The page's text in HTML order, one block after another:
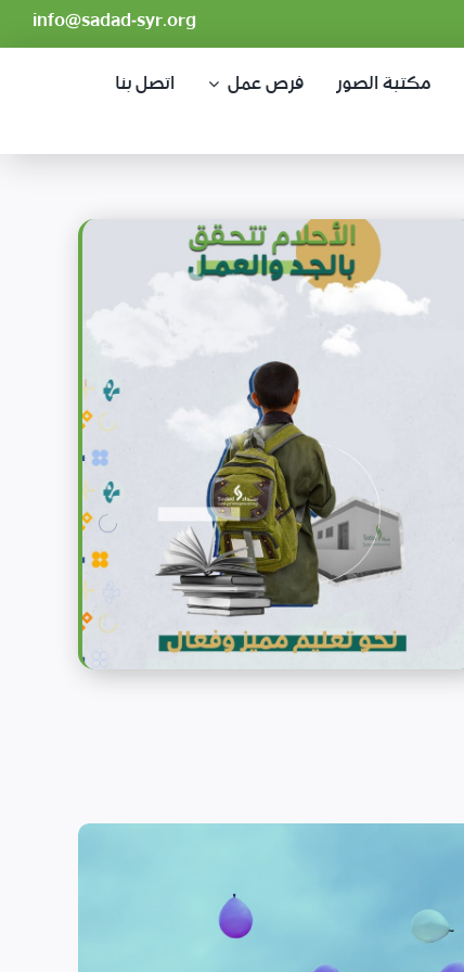
info@sadad-syr.org
مكتبة الصور فرص عمل
اتصل بنا
الحماية